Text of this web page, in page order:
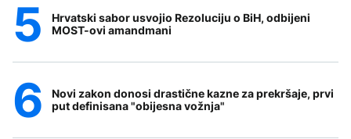
Hrvatski sabor usvojio Rezoluciju o BiH, odbijeni
MOST-ovi amandmani
Novi zakon donosi drastične kazne za prekršaje, prvi
put definisana "obijesna vožnja"